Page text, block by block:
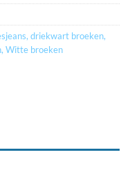
, driekwart broeken,
, Witte broeken